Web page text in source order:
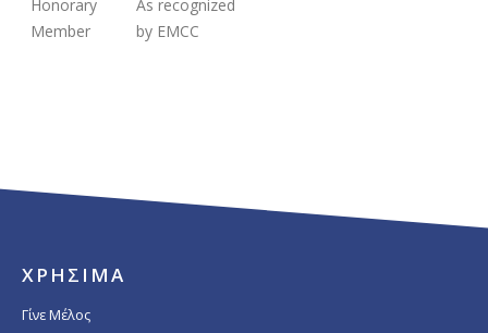
Honorary
Member
As recognized
by EMCC
ΧΡΗΣΙΜΑ
Γίνε Μέλος